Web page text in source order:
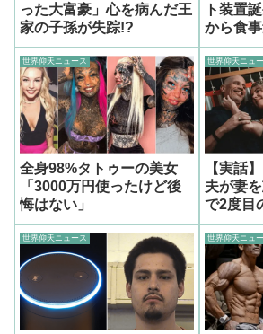
った大富豪」心を病んだ王
家の子孫が失踪!?
ト装置
から食
世界仰天ニュース
全身98%タトゥーの美女
「3000万円使ったけど後
悔はない」
世界仰天ニュ
【実話
夫が妻
で2度目
世界仰天ニュース 世界仰天ニュ